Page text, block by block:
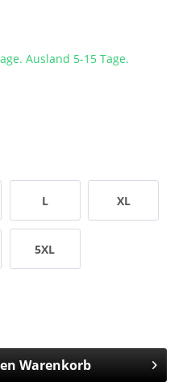
Ausland 5-15 Tage.
L XL
5XL
Warenkorb